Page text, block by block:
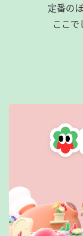
定番の
ここで